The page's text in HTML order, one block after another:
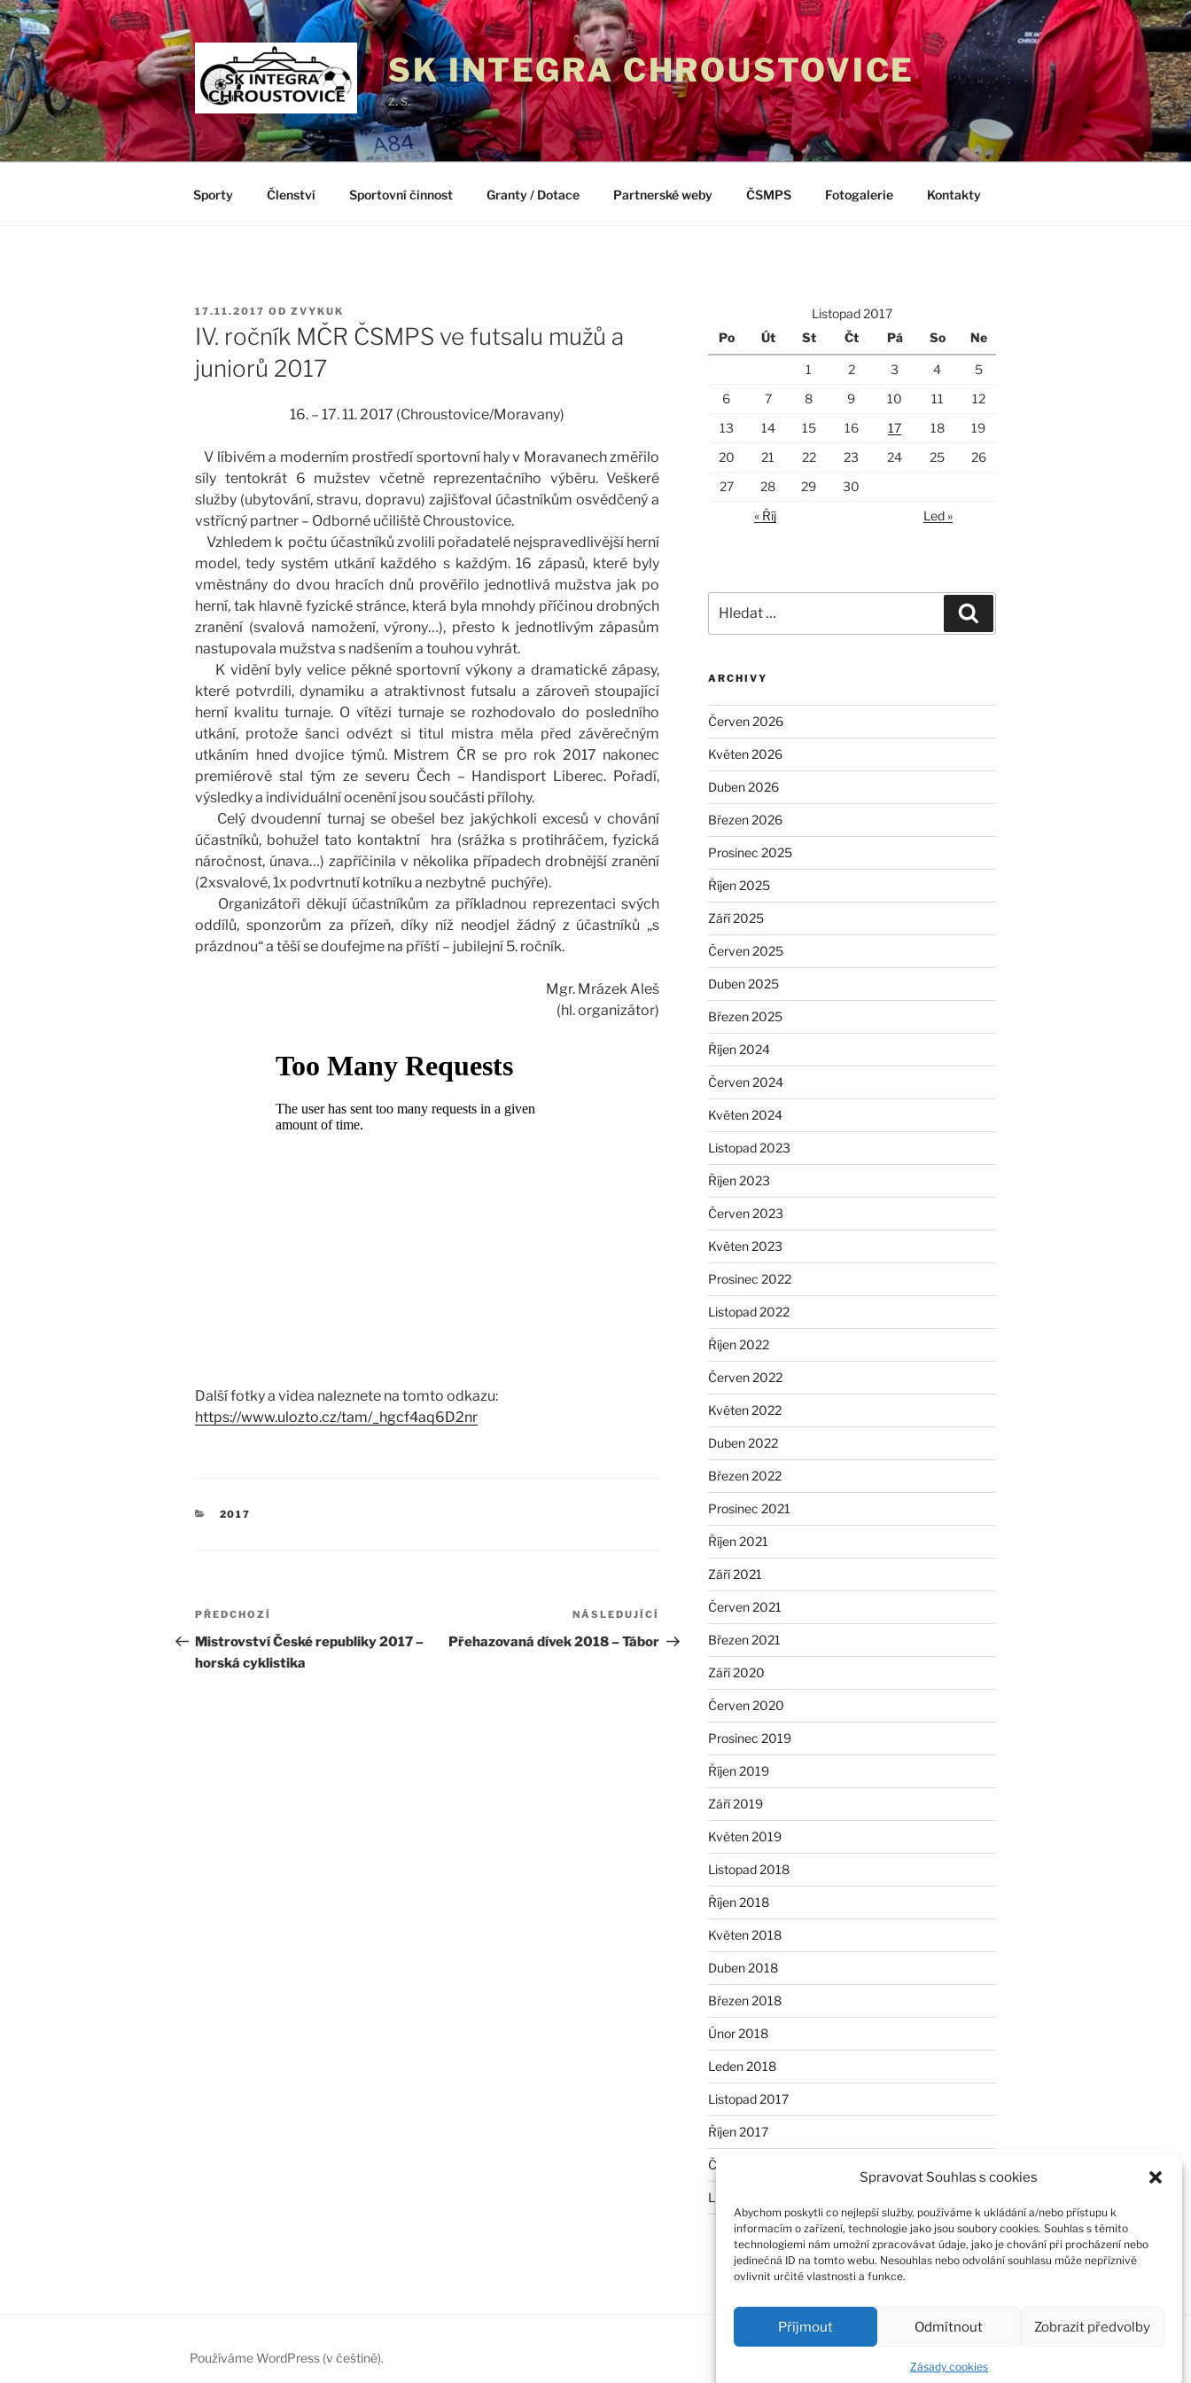
Spravovat Souhlas s cookies
Abychom poskytli co nejlepší služby, používáme k ukládání a/nebo přístupu k
informacím o zařízení, technologie jako jsou soubory cookies. Souhlas s těmito
technologiemi nám umožní zpracovávat údaje, jako je chování při procházení nebo
jedinečná ID na tomto webu. Nesouhlas nebo odvolání souhlasu může nepříznivě
ovlivnit určité vlastnosti a funkce.
Příjmout Odmítnout Zobrazit předvolby
Zásady cookies
Přejít
k
obsahu
webu
SK INTEGRA CHROUSTOVICE
z. s.
Sporty Členství Sportovní činnost Granty / Dotace Partnerské weby ČSMPS Fotogalerie Kontakty
PUBLIKOVÁNO
17.11.2017 OD ZVYKUK
IV. ročník MČR ČSMPS ve futsalu mužů a
juniorů 2017
16. – 17. 11. 2017 (Chroustovice/Moravany)
V líbivém a moderním prostředí sportovní haly v Moravanech změřilo
síly tentokrát 6 mužstev včetně reprezentačního výběru. Veškeré
služby (ubytování, stravu, dopravu) zajišťoval účastníkům osvědčený a
vstřícný partner – Odborné učiliště Chroustovice.
Vzhledem k počtu účastníků zvolili pořadatelé nejspravedlivější herní
model, tedy systém utkání každého s každým. 16 zápasů, které byly
vměstnány do dvou hracích dnů prověřilo jednotlivá mužstva jak po
herní, tak hlavně fyzické stránce, která byla mnohdy příčinou drobných
zranění (svalová namožení, výrony…), přesto k jednotlivým zápasům
nastupovala mužstva s nadšením a touhou vyhrát.
K vidění byly velice pěkné sportovní výkony a dramatické zápasy,
které potvrdili, dynamiku a atraktivnost futsalu a zároveň stoupající
herní kvalitu turnaje. O vítězi turnaje se rozhodovalo do posledního
utkání, protože šanci odvézt si titul mistra měla před závěrečným
utkáním hned dvojice týmů. Mistrem ČR se pro rok 2017 nakonec
premiérově stal tým ze severu Čech – Handisport Liberec. Pořadí,
výsledky a individuální ocenění jsou součásti přílohy.
Celý dvoudenní turnaj se obešel bez jakýchkoli excesů v chování
účastníků, bohužel tato kontaktní hra (srážka s protihráčem, fyzická
náročnost, únava…) zapříčinila v několika případech drobnější zranění
(2xsvalové, 1x podvrtnutí kotníku a nezbytné puchýře).
Organizátoři děkují účastníkům za příkladnou reprezentaci svých
oddílů, sponzorům za přízeň, díky níž neodjel žádný z účastníků „s
prázdnou“ a těší se doufejme na příští – jubilejní 5. ročník.
Mgr. Mrázek Aleš
(hl. organizátor)
Další fotky a videa naleznete na tomto odkazu:
https://www.ulozto.cz/tam/_hgcf4aq6D2nr
RUBRIKY
2017
Navigace
pro
příspěvek
Předchozí
příspěvek
PŘEDCHOZÍ
Mistrovství České republiky 2017 –
horská cyklistika
Následující
příspěvek
NÁSLEDUJÍCÍ
Přehazovaná dívek 2018 – Tábor
Listopad 2017
Po
Út St Čt Pá So Ne
1 2 3 4
5
6
7 8 9 10 11
12
13
14 15 16 17 18
19
20
21 22 23 24 25
26
27
28 29
30
« Říj
Led »
ARCHIVY
Červen 2026
Květen 2026
Duben 2026
Březen 2026
Prosinec 2025
Říjen 2025
Září 2025
Červen 2025
Duben 2025
Březen 2025
Říjen 2024
Červen 2024
Květen 2024
Listopad 2023
Říjen 2023
Červen 2023
Květen 2023
Prosinec 2022
Listopad 2022
Říjen 2022
Červen 2022
Květen 2022
Duben 2022
Březen 2022
Prosinec 2021
Říjen 2021
Září 2021
Červen 2021
Březen 2021
Září 2020
Červen 2020
Prosinec 2019
Říjen 2019
Září 2019
Květen 2019
Listopad 2018
Říjen 2018
Květen 2018
Duben 2018
Březen 2018
Únor 2018
Leden 2018
Listopad 2017
Říjen 2017
Červen 2017
Listopad 2014
Používáme WordPress (v češtině).